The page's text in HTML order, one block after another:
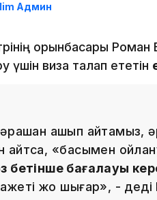
Админ
орынбасары
үшін виза талап ететін
ашып айтамыз,
айтсақ, «басымен
бетінше бағалауы
жоқ шығар», -